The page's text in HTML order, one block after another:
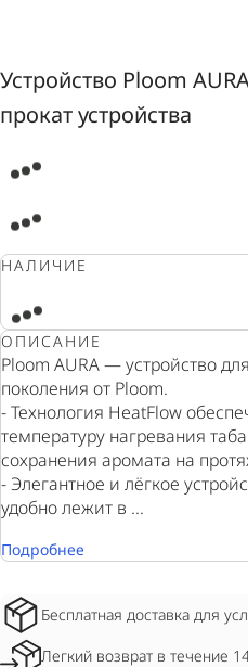
Устройство Ploom
прокат устройства
НАЛИЧИЕ
ОПИСАНИЕ
Ploom AURA — устройство
поколения от Ploom.
- Технология HeatFlow
температуру нагревания
сохранения аромата на
- Элегантное и лёгкое
удобно лежит в ...
Подробнее
Бесплатная доставка для
Легкий возврат в течение